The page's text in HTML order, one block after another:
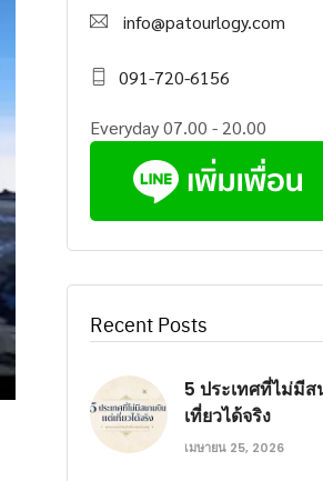
info@patourlogy.com
091-720-6156
Everyday 07.00 - 20.00
Recent Posts
5 ประเทศที่ไม่มี
เที่ยวได้จริง
เมษายน 25, 2026